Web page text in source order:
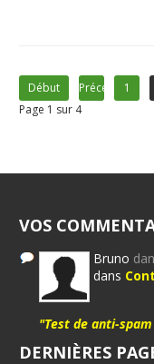
Début Précédent1
Page 1 sur 4
VOS
Bruno
dans
"Test de anti-
DERNIÈRES